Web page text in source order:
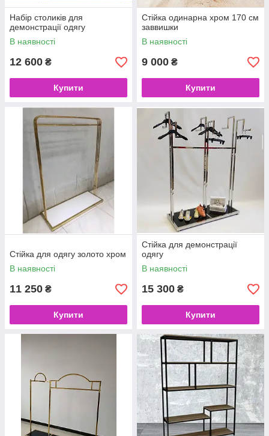
Набір столиків для
демонстрації одягу
В наявності
12 600 ₴
Купити
Стійка одинарна хром 170 см
заввишки
В наявності
9 000 ₴
Купити
Стійка для одягу золото хром
В наявності
11 250 ₴
Купити
Стійка для демонстрації
одягу
В наявності
15 300 ₴
Купити